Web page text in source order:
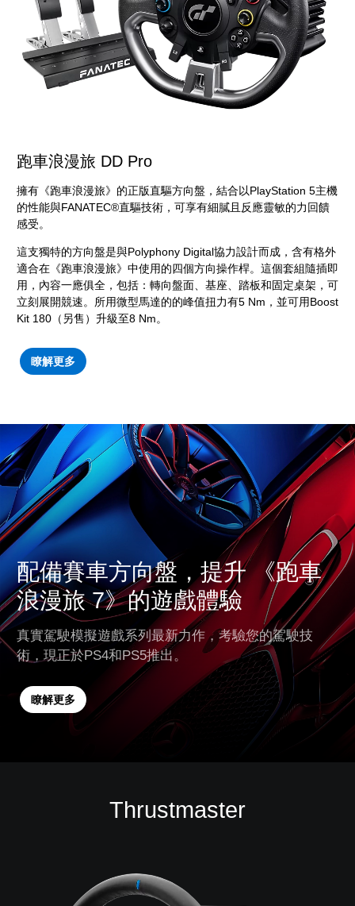
跑車浪漫旅 DD Pro
擁有《跑車浪漫旅》的正版直驅方向盤，結合以PlayStation 5主機
的性能與FANATEC®直驅技術，可享有細膩且反應靈敏的力回饋
感受。
這支獨特的方向盤是與Polyphony Digital協力設計而成，含有格外
適合在《跑車浪漫旅》中使用的四個方向操作桿。這個套組隨插即
用，內容一應俱全，包括：轉向盤面、基座、踏板和固定桌架，可
立刻展開競速。所用微型馬達的的峰值扭力有5 Nm，並可用Boost
Kit 180（另售）升級至8 Nm。
瞭解更多
配備賽車方向盤，提升 《跑車
浪漫旅 7》的遊戲體驗
真實駕駛模擬遊戲系列最新力作，考驗您的駕駛技
術，現正於PS4和PS5推出。
瞭解更多
Thrustmaster